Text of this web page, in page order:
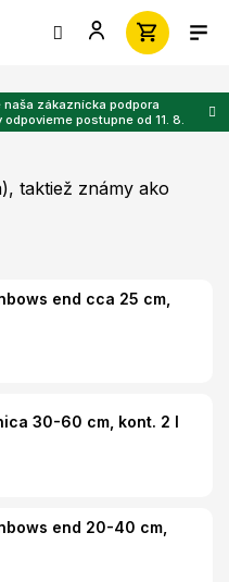
zákaznícka podpora
postupne od 11. 8.
taktiež známy ako
end cca 25 cm,
30-60 cm, kont. 2 l
end 20-40 cm,